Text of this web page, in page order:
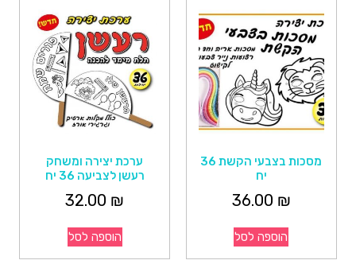
מסכות בצבעי הקשת 36
יח
36.00 ₪
הוספה לסל
ערכת יצירה ומשחק
רעשן לצביעה 36 יח
32.00 ₪
הוספה לסל